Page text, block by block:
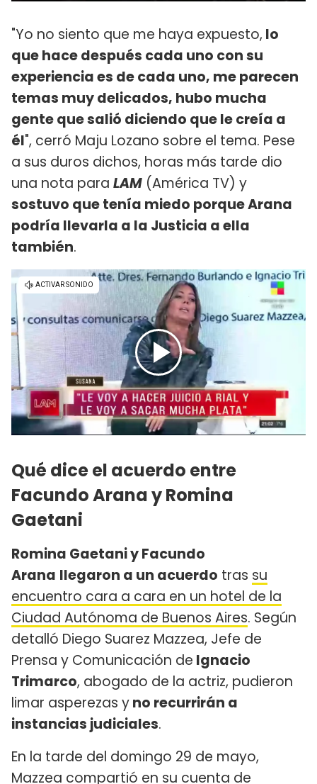
"Yo no siento que me haya expuesto, lo
que hace después cada uno con su
experiencia es de cada uno, me parecen
temas muy delicados, hubo mucha
gente que salió diciendo que le creía a
él", cerró Maju Lozano sobre el tema. Pese
a sus duros dichos, horas más tarde dio
una nota para LAM (América TV) y
sostuvo que tenía miedo porque Arana
podría llevarla a la Justicia a ella
también.
Qué dice el acuerdo entre
Facundo Arana y Romina
Gaetani
Romina Gaetani y Facundo
Arana llegaron a un acuerdo tras su
encuentro cara a cara en un hotel de la
Ciudad Autónoma de Buenos Aires. Según
detalló Diego Suarez Mazzea, Jefe de
Prensa y Comunicación de Ignacio
Trimarco, abogado de la actriz, pudieron
limar asperezas yno recurrirán a
instancias judiciales.
En la tarde del domingo 29 de mayo,
Mazzea compartió en su cuenta de